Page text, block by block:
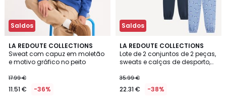
Saldos
LA REDOUTE COLLECTIONS
Sweat com capuz em moletão
e motivo gráfico no peito
17.99 €
11.51 € -36%
Saldos
LA REDOUTE COLLECTIONS
Lote de 2 conjuntos de 2 peças,
sweats e calças de desporto,
35.99 €
22.31 € -38%